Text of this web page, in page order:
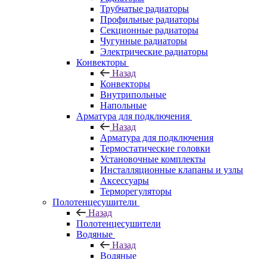
Трубчатые радиаторы
Профильные радиаторы
Секционные радиаторы
Чугунные радиаторы
Электрические радиаторы
Конвекторы
Назад
Конвекторы
Внутрипольные
Напольные
Арматура для подключения
Назад
Арматура для подключения
Термостатические головки
Установочные комплекты
Инсталляционные клапаны и узлы
Аксессуары
Терморегуляторы
Полотенцесушители
Назад
Полотенцесушители
Водяные
Назад
Водяные